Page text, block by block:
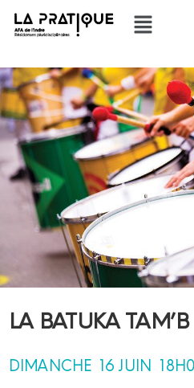
LA BATUKA TAM’B
DIMANCHE 16 JUIN